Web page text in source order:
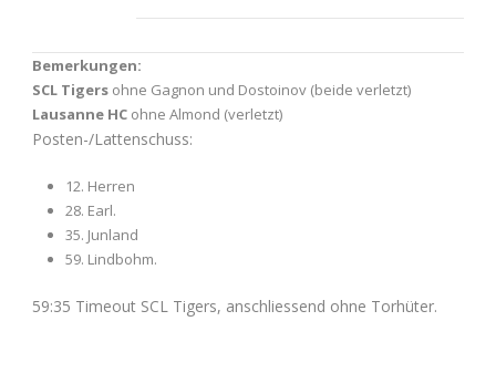
Bemerkungen:
SCL Tigers ohne Gagnon und Dostoinov (beide verletzt)
Lausanne HC ohne Almond (verletzt)
Posten-/Lattenschuss:
12. Herren
28. Earl.
35. Junland
59. Lindbohm.
59:35 Timeout SCL Tigers, anschliessend ohne Torhüter.